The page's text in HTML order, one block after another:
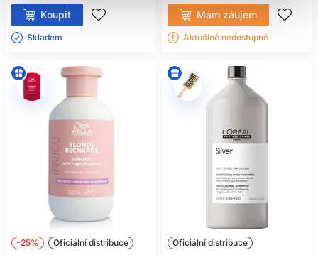
Koupit
Skladem ㅤ
Mám záujem
Aktuálně nedostupné
-25% Oficiální distribuce Oficiální distribuce